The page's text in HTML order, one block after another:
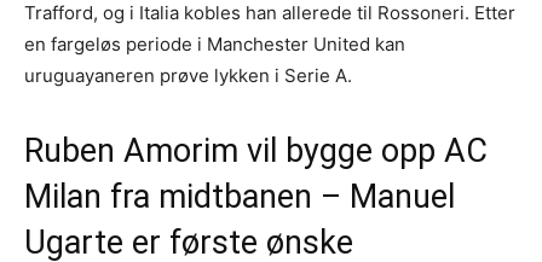
Trafford, og i Italia kobles han allerede til Rossoneri. Etter
en fargeløs periode i Manchester United kan
uruguayaneren prøve lykken i Serie A.
Ruben Amorim vil bygge opp AC
Milan fra midtbanen – Manuel
Ugarte er første ønske